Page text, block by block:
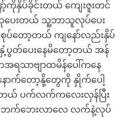
ကိုနှိပ်ခိုင်းတယ် ကျေးဇူးတင်
ပေးတယ် သူ့ဘာသူလုပ်ပေး
စုပ်တော့တယ် ကျနော်လည်းနှိပ်
တ်ပေးနေမိတော့တယ် အန်
သာဗျာထမိန်ပေါ်ကနေ
ာက်တော့နို့တွေကို နှိုက်ပေါ့
ယ် ပက်လက်ကလေးလှန်ပြီး
ဒီဘက်ဘေးလာလေ လက်နဲ့လုပ်